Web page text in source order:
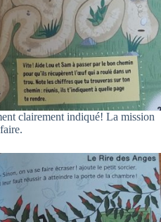
clairement indiqué! La mission